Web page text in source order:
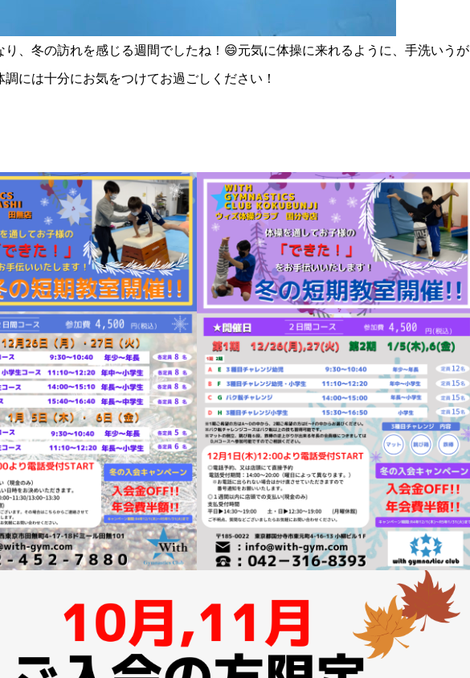
り、冬の訪れを感じる週間でしたね！😄元気に体操に来れるように、手洗いうが
調には十分にお気をつけてお過ごしください！